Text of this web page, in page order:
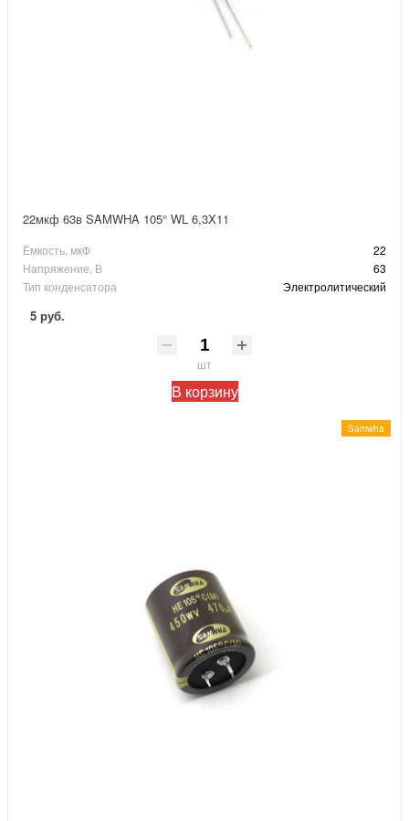
22мкф 63в SAMWHA 105° WL 6,3X11
Ёмкость, мкФ
22
Напряжение, В
63
Тип конденсатора
Электролитический
5 руб.
шт
В корзину
Samwha